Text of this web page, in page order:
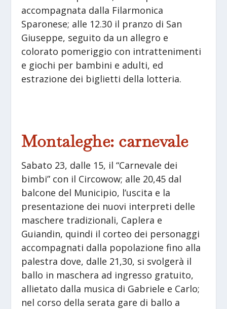
accompagnata dalla Filarmonica
Sparonese; alle 12.30 il pranzo di San
Giuseppe, seguito da un allegro e
colorato pomeriggio con intrattenimenti
e giochi per bambini e adulti, ed
estrazione dei biglietti della lotteria.
Montaleghe: carnevale
Sabato 23, dalle 15, il “Carnevale dei
bimbi” con il Circowow; alle 20,45 dal
balcone del Municipio, l’uscita e la
presentazione dei nuovi interpreti delle
maschere tradizionali, Caplera e
Guiandin, quindi il corteo dei personaggi
accompagnati dalla popolazione fino alla
palestra dove, dalle 21,30, si svolgerà il
ballo in maschera ad ingresso gratuito,
allietato dalla musica di Gabriele e Carlo;
nel corso della serata gare di ballo a